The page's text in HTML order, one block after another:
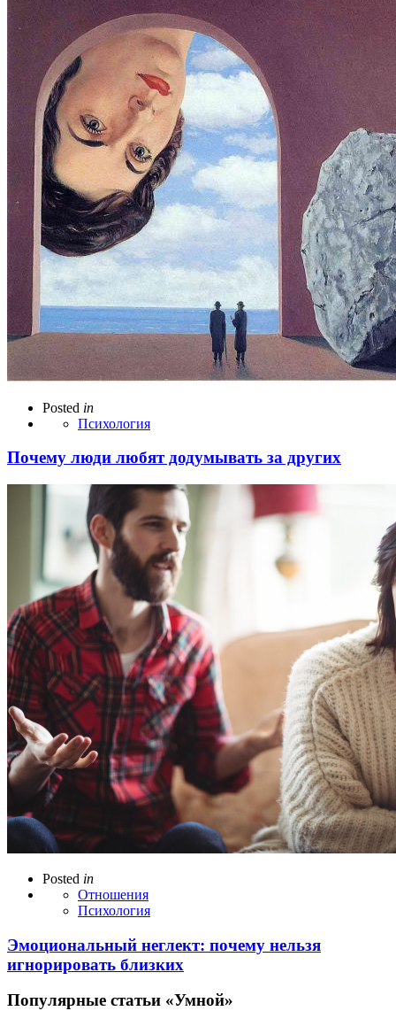
Posted in
Психология
Почему люди любят додумывать за других
Posted in
Отношения
Психология
Эмоциональный неглект: почему нельзя
игнорировать близких
Популярные статьи «Умной»